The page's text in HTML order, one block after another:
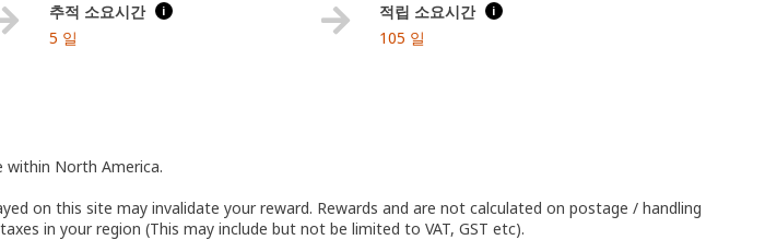
추적 소요시간 i
5 일
적립 소요시간 i
105 일
within North America.
on this site may invalidate your reward. Rewards and are not calculated on postage / handling
in your region (This may include but not be limited to VAT, GST etc).